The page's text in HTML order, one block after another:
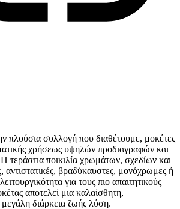
πλούσια συλλογή που διαθέτουμε, μοκέτες
χρήσεως υψηλών προδιαγραφών και
τεράστια ποικιλία χρωμάτων, σχεδίων και
αντιστατικές, βραδύκαυστες, μονόχρωμες ή
για τους πιο απαιτητικούς
αποτελεί μια καλαίσθητη,
διάρκεια ζωής λύση.